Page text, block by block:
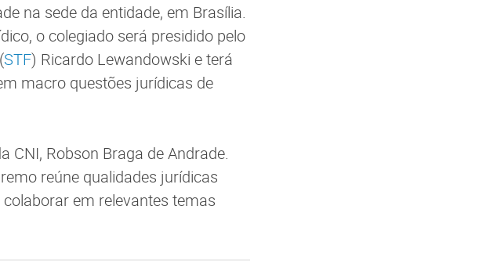
na sede da entidade, em Brasília.
o colegiado será presidido pelo
STF) Ricardo Lewandowski e terá
macro questões jurídicas de
CNI, Robson Braga de Andrade.
reúne qualidades jurídicas
em relevantes temas